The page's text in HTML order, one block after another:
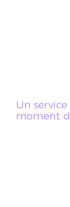
Un
moment